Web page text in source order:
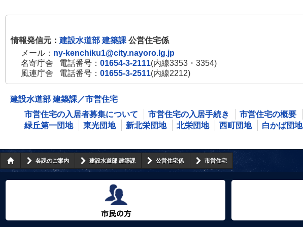
情報発信元： 建設水道部 建築課 公営住宅係
メール： ny-kenchiku1@city.nayoro.lg.jp
名寄庁舎
電話番号： 01654-3-2111(内線3353・3354)
風連庁舎
電話番号： 01655-3-2511(内線2212)
建設水道部 建築課／市営住宅
市営住宅の入居者募集について
市営住宅の入居手続き 市営住宅の概要
緑丘第一団地
東光団地 新北栄団地 北栄団地 西町団地 白かば団地
各課のご案内 建設水道部 建築課 公営住宅係 市営住宅